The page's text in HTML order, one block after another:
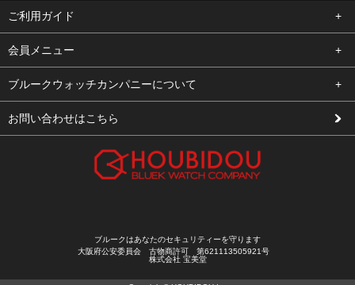
ご利用ガイド
よくある質問
支払い・送料
修理依頼
会員メニュー
ログイン
お気に入り
ブルークウォッチカンパニーについて
会社概要
お問い合わせはこちら
ブルークはあなたのセキュリティーを守ります
大阪府公安委員会 古物商許可 第621113505921号
株式会社 宝美堂